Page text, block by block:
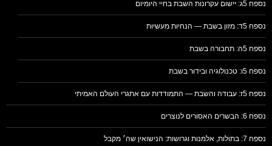
נספח 5ג: יישום עקרונות השבת בחיי היומיום
נספח 5ד: מזון בשבת — הנחיות מעשיות
נספח 5ה: תחבורה בשבת
נספח 5ו: טכנולוגיה ובידור בשבת
נספח 5ז: עבודה והשבת — התמודדות עם אתגרי העולם האמיתי
נספח 6: הבשרים האסורים לנוצרים
נספח 7: בתולות, אלמנות וגרושות: הנישואין שה׳ מקבל